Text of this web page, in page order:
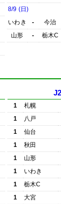
8/9 (日)
いわき
-
今治
山形
- 栃木C
1
札幌
1
八戸
1
仙台
1
秋田
1
山形
1
いわき
1
栃木C
1
大宮